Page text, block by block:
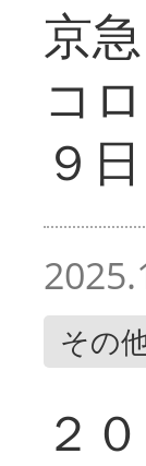
京
コ
９日
その
２